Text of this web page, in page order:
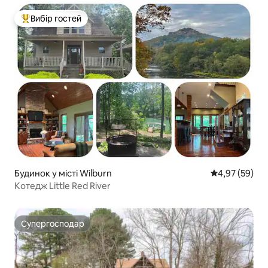
Топ вибір гостей
Вибір гостей
Будинок у місті Wilburn Середня
4,97 (59)
Котедж Little Red River
Супергосподар
Супергосподар